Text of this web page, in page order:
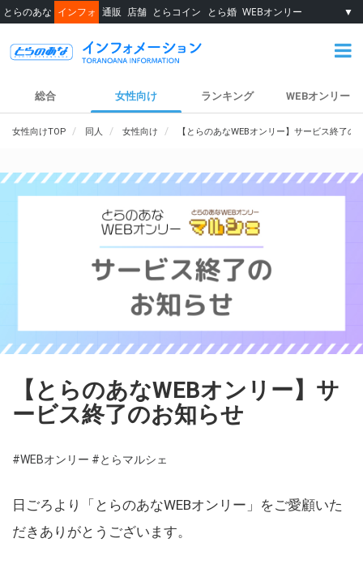
とらのあな インフォ 通販 店舗 とらコイン とら婚 WEBオンリー ▼
総合 女性向け ランキング WEBオンリー
女性向けTOP 同人 女性向け 【とらのあなWEBオンリー】サービス終了の
【とらのあなWEBオンリー】サ
ービス終了のお知らせ
#WEBオンリー #とらマルシェ
日ごろより「とらのあなWEBオンリー」をご愛顧いた
だきありがとうございます。